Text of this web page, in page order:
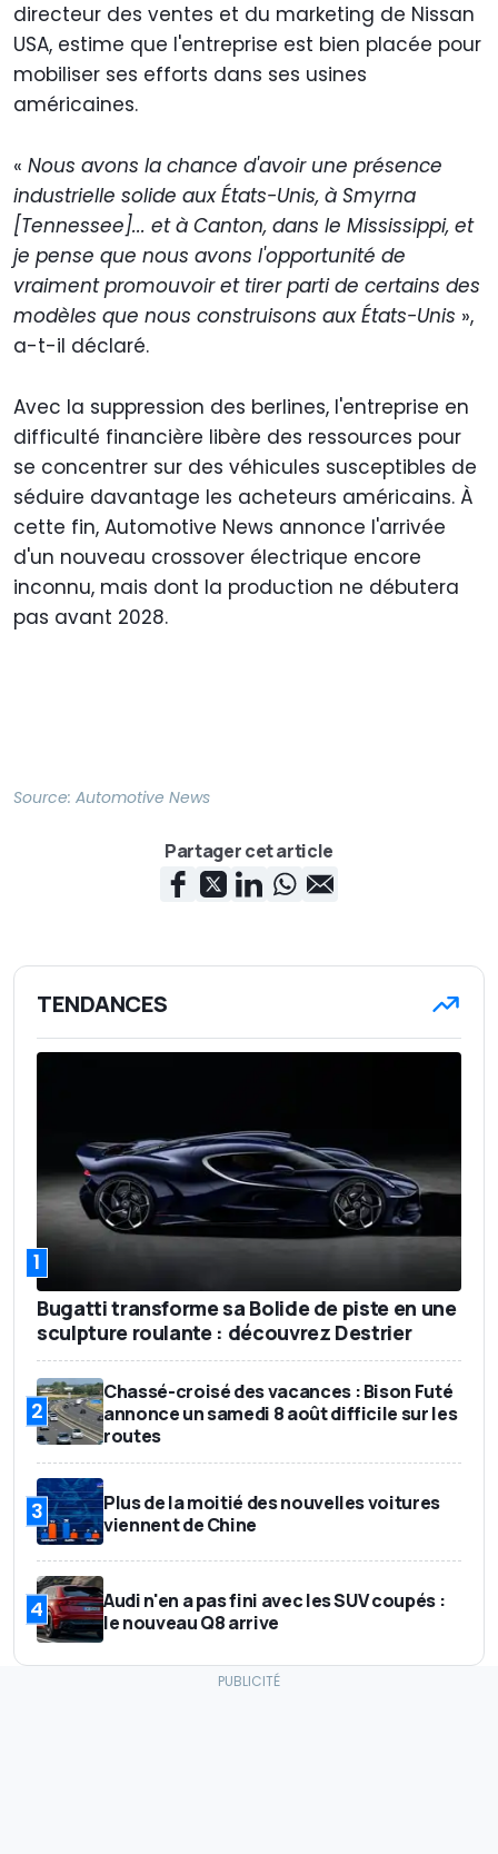
directeur des ventes et du marketing de Nissan
USA, estime que l'entreprise est bien placée pour
mobiliser ses efforts dans ses usines
américaines.
« Nous avons la chance d'avoir une présence
industrielle solide aux États-Unis, à Smyrna
[Tennessee]... et à Canton, dans le Mississippi, et
je pense que nous avons l'opportunité de
vraiment promouvoir et tirer parti de certains des
modèles que nous construisons aux États-Unis »,
a-t-il déclaré.
Avec la suppression des berlines, l'entreprise en
difficulté financière libère des ressources pour
se concentrer sur des véhicules susceptibles de
séduire davantage les acheteurs américains. À
cette fin, Automotive News annonce l'arrivée
d'un nouveau crossover électrique encore
inconnu, mais dont la production ne débutera
pas avant 2028.
Source: Automotive News
Partager cet article
TENDANCES
1
Bugatti transforme sa Bolide de piste en une
sculpture roulante : découvrez Destrier
2
Chassé-croisé des vacances : Bison Futé
annonce un samedi 8 août difficile sur les
routes
3
Plus de la moitié des nouvelles voitures
viennent de Chine
4
Audi n'en a pas fini avec les SUV coupés :
le nouveau Q8 arrive